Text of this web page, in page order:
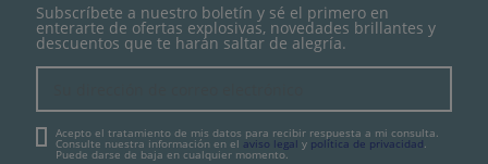
Subscríbete a nuestro boletín y sé el primero en
enterarte de ofertas explosivas, novedades brillantes y
descuentos que te harán saltar de alegría.
Acepto el tratamiento de mis datos para recibir respuesta a mi consulta.
Consulte nuestra información en el aviso legal y política de privacidad.
Puede darse de baja en cualquier momento.